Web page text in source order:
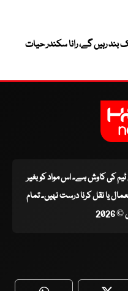
ٹیم کی کاوش ہے۔ اس مواد کو بغیر
یا نقل کرنا درست نہیں۔ تمام